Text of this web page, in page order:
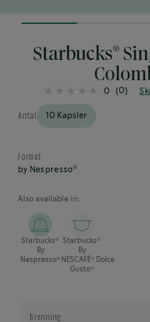
25%
Starbucks®
Antal 10 Kapsler
0 (0)
Format
by Nespresso®
Also available in:
Starbucks®
By
Nespresso®
Starbucks®
By
NESCAFÉ®
Dolce
Gusto®
Brenning